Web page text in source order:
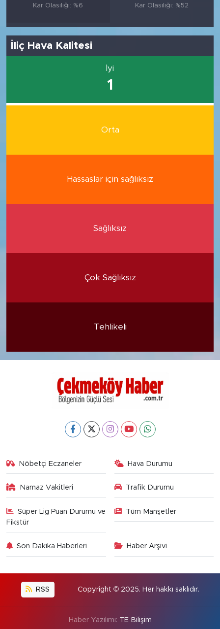
Kar Olasılığı: %6
Kar Olasılığı: %52
İliç Hava Kalitesi
İyi
1
Orta
Hassaslar için sağlıksız
Sağlıksız
Çok Sağlıksız
Tehlikeli
Nöbetçi Eczaneler Hava Durumu
Namaz Vakitleri Trafik Durumu
Süper Lig Puan Durumu ve
Fikstür
Tüm Manşetler
Son Dakika Haberleri Haber Arşivi
RSS Copyright © 2025. Her hakkı saklıdır.
Haber Yazılımı: TE Bilişim